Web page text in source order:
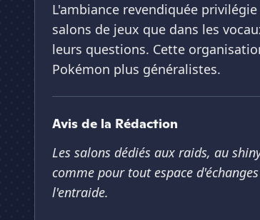
L'ambiance revendiquée
salons de jeux que dans les
leurs questions. Cette
Pokémon plus généralistes.
Avis de la Rédaction
Les salons dédiés aux raids, au
comme pour tout espace
l'entraide.